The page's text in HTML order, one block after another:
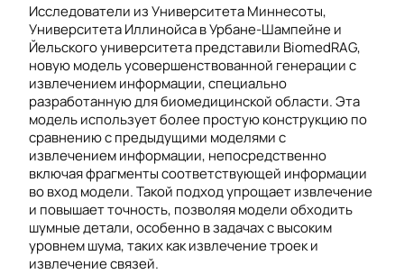
Исследователи из Университета Миннесоты,
Университета Иллинойса в Урбане-Шампейне и
Йельского университета представили BiomedRAG,
новую модель усовершенствованной генерации с
извлечением информации, специально
разработанную для биомедицинской области. Эта
модель использует более простую конструкцию по
сравнению с предыдущими моделями с
извлечением информации, непосредственно
включая фрагменты соответствующей информации
во вход модели. Такой подход упрощает извлечение
и повышает точность, позволяя модели обходить
шумные детали, особенно в задачах с высоким
уровнем шума, таких как извлечение троек и
извлечение связей.